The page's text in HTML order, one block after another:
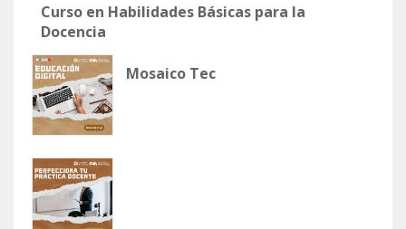
Curso en Habilidades Básicas para la
Docencia
Mosaico Tec